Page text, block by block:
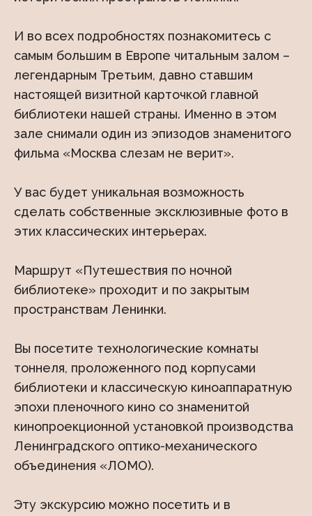
И во всех подробностях познакомитесь с
самым большим в Европе читальным залом –
легендарным Третьим, давно ставшим
настоящей визитной карточкой главной
библиотеки нашей страны. Именно в этом
зале снимали один из эпизодов знаменитого
фильма «Москва слезам не верит».
У вас будет уникальная возможность
сделать собственные эксклюзивные фото в
этих классических интерьерах.
Маршрут «Путешествия по ночной
библиотеке» проходит и по закрытым
пространствам Ленинки.
Вы посетите технологические комнаты
тоннеля, проложенного под корпусами
библиотеки и классическую киноаппаратную
эпохи пленочного кино со знаменитой
кинопроекционной установкой производства
Ленинградского оптико-механического
объединения «ЛОМО).
Эту экскурсию можно посетить и в